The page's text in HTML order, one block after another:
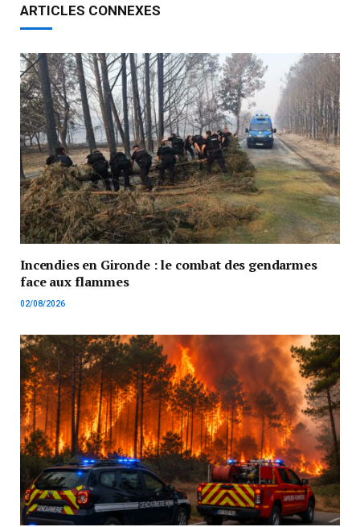
ARTICLES CONNEXES
Incendies en Gironde : le combat des gendarmes
face aux flammes
02/08/2026